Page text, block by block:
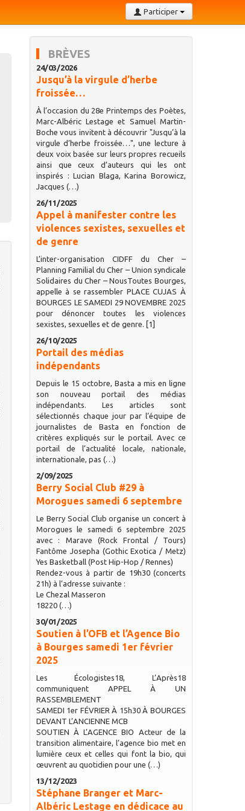
Participer
BRÈVES
24/03/2026
Jusqu’à la virgule d’herbe
froissée…
À l’occasion du 28e Printemps des Poètes,
Marc-Albéric Lestage et Samuel Martin-
Boche vous invitent à découvrir "Jusqu’à la
virgule d’herbe froissée…", une lecture à
deux voix basée sur leurs propres recueils
ainsi que ceux d’auteurs qui les ont
inspirés : Lucian Blaga, Karina Borowicz,
Jacques (…)
26/11/2025
Appel à manifester contre les
violences sexistes, sexuelles et
de genre
L’inter-organisation CIDFF du Cher –
Planning Familial du Cher – Union syndicale
Solidaires du Cher – NousToutes Bourges,
appelle à se rassembler PLACE CUJAS À
BOURGES LE SAMEDI 29 NOVEMBRE 2025
pour dénoncer toutes les violences
sexistes, sexuelles et de genre. [1]
26/10/2025
Portail des médias
indépendants
Depuis le 15 octobre, Basta a mis en ligne
son nouveau portail des médias
indépendants. Les articles sont
sélectionnés chaque jour par l’équipe de
journalistes de Basta en fonction de
critères expliqués sur le portail. Avec ce
portail de l’actualité locale, nationale,
internationale, pas (…)
2/09/2025
Berry Social Club #29 à
Morogues samedi 6 septembre
Le Berry Social Club organise un concert à
Morogues le samedi 6 septembre 2025
avec : Marave (Rock Frontal / Tours)
Fantôme Josepha (Gothic Exotica / Metz)
Yes Basketball (Post Hip-Hop / Rennes)
Rendez-vous à partir de 19h30 (concerts
21h) à l’adresse suivante :
Le Chezal Masseron
18220 (…)
30/01/2025
Soutien à l’OFB et l’Agence Bio
à Bourges samedi 1er février
2025
Les Écologistes18, L’Après18
communiquent APPEL À UN
RASSEMBLEMENT
SAMEDI 1er FÉVRIER À 15h30 À BOURGES
DEVANT L’ANCIENNE MCB
SOUTIEN À L’AGENCE BIO Acteur de la
transition alimentaire, l’agence bio met en
lumière ceux et celles qui font la bio, qui
œuvrent au quotidien pour une (…)
13/12/2023
Stéphane Branger et Marc-
Albéric Lestage en dédicace au